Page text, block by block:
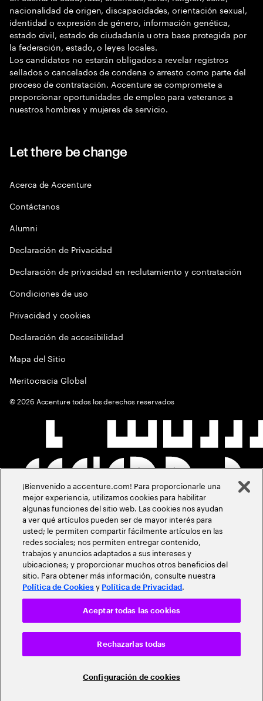
nacionalidad de origen, discapacidades, orientación sexual,
identidad o expresión de género, información genética,
estado civil, estado de ciudadanía u otra base protegida por
la federación, estado, o leyes locales.
Los candidatos no estarán obligados a revelar registros
sellados o cancelados de condena o arresto como parte del
proceso de contratación. Accenture se compromete a
proporcionar oportunidades de empleo para veteranos a
nuestros hombres y mujeres de servicio.
Let there be change
Acerca de Accenture
Contáctanos
Alumni
Declaración de Privacidad
Declaración de privacidad en reclutamiento y contratación
Condiciones de uso
Privacidad y cookies
Declaración de accesibilidad
Mapa del Sitio
Meritocracia Global
©2026 Accenture todos los derechos reservados
¡Bienvenido a accenture.com! Para proporcionarle una
mejor experiencia, utilizamos cookies para habilitar
algunas funciones del sitio web. Las cookies nos ayudan
a ver qué artículos pueden ser de mayor interés para
usted; le permiten compartir fácilmente artículos en las
redes sociales; nos permiten entregar contenido,
trabajos y anuncios adaptados a sus intereses y
ubicaciones; y proporcionar muchos otros beneficios del
sitio. Para obtener más información, consulte nuestra
Política de Cookies y Política de Privacidad .
Configuración de cookies
Rechazarlas todas
Aceptar todas las cookies